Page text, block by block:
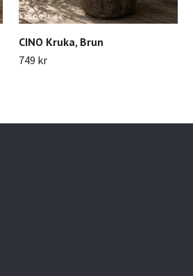
CINO Kruka, Brun
749 kr